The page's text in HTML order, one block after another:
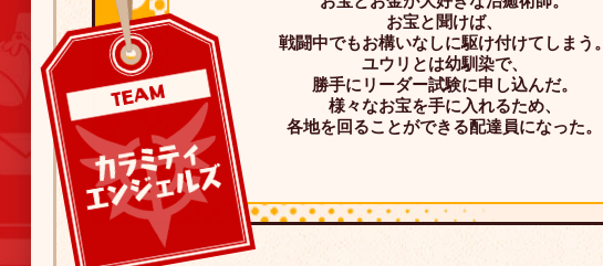
お宝と聞けば、
戦闘中でもお構いなしに駆け付けてしまう。
ユウリとは幼馴染で、
勝手にリーダー試験に申し込んだ。
様々なお宝を手に入れるため、
各地を回ることができる配達員になった。